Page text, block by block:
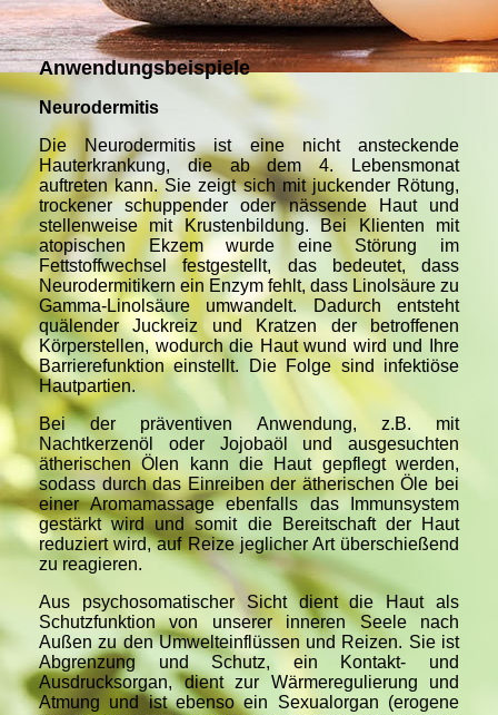
Anwendungsbeispiele
Neurodermitis
Die Neurodermitis ist eine nicht ansteckende
Hauterkrankung, die ab dem 4. Lebensmonat
auftreten kann. Sie zeigt sich mit juckender Rötung,
trockener schuppender oder nässende Haut und
stellenweise mit Krustenbildung. Bei Klienten mit
atopischen Ekzem wurde eine Störung im
Fettstoffwechsel festgestellt, das bedeutet, dass
Neurodermitikern ein Enzym fehlt, dass Linolsäure zu
Gamma-Linolsäure umwandelt. Dadurch entsteht
quälender Juckreiz und Kratzen der betroffenen
Körperstellen, wodurch die Haut wund wird und Ihre
Barrierefunktion einstellt. Die Folge sind infektiöse
Hautpartien.
Bei der präventiven Anwendung, z.B. mit
Nachtkerzenöl oder Jojobaöl und ausgesuchten
ätherischen Ölen kann die Haut gepflegt werden,
sodass durch das Einreiben der ätherischen Öle bei
einer Aromamassage ebenfalls das Immunsystem
gestärkt wird und somit die Bereitschaft der Haut
reduziert wird, auf Reize jeglicher Art überschießend
zu reagieren.
Aus psychosomatischer Sicht dient die Haut als
Schutzfunktion von unserer inneren Seele nach
Außen zu den Umwelteinflüssen und Reizen. Sie ist
Abgrenzung und Schutz, ein Kontakt- und
Ausdrucksorgan, dient zur Wärmeregulierung und
Atmung und ist ebenso ein Sexualorgan (erogene